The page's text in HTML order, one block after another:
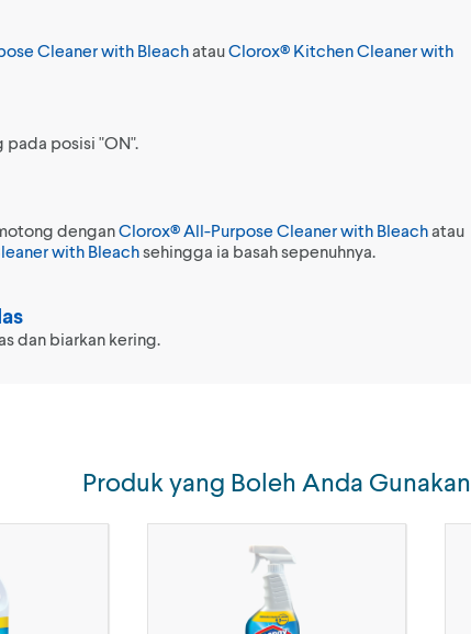
Cleaner with BleachatauClorox® Kitchen Cleaner with
pada posisi "ON".
denganClorox® All-Purpose Cleaner with Bleachatau
with Bleachsehingga ia basah sepenuhnya.
dan biarkan kering.
Produk yang Boleh Anda Gunakan